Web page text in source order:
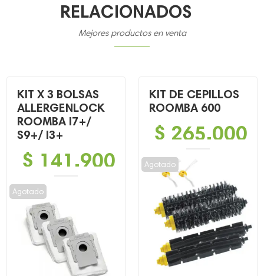
RELACIONADOS
Mejores productos en venta
KIT X 3 BOLSAS
ALLERGENLOCK
ROOMBA I7+/
S9+/ I3+
$ 141,900
Agotado
KIT DE CEPILLOS
ROOMBA 600
$ 265,000
Agotado